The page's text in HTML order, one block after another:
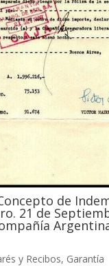
de
21 de
y Recibos, Garantía